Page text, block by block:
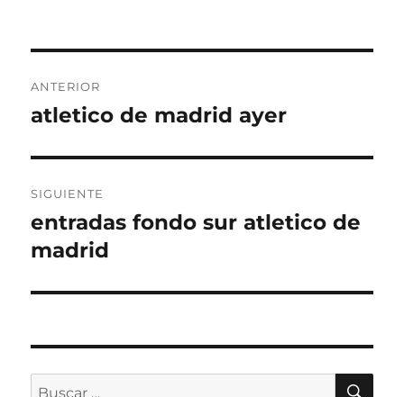
de
ANTERIOR
Entrada
atletico de madrid ayer
SIGUIENTE
Entrada
siguiente:
entradas fondo sur atletico de
madrid
Buscar